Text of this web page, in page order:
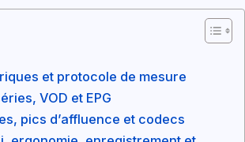
et protocole de mesure
VOD et EPG
pics d’affluence et codecs